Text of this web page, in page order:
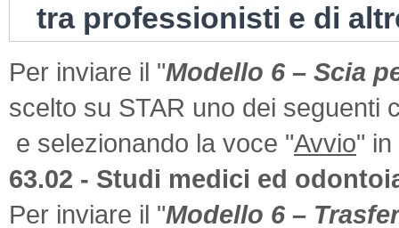
tra professionisti e di
Per inviare il "Modello 6 – Scia
scelto su STAR uno dei seguenti
e selezionando la voce "Avvio"
63.02 - Studi medici ed
Per inviare il "Modello 6 –